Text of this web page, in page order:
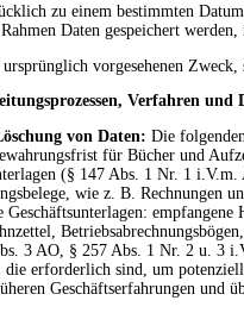
zu einem bestimmten
Daten gespeichert
vorgesehenen
Verfahren und
von Daten: Die
für Bücher und
(§ 147 Abs. 1 Nr. 1
wie z. B. Rechnungen
Geschäftsunterlagen:
3 AO, § 257 Abs. 1 Nr. 2 u. 3
die erforderlich sind, um
Geschäftserfahrungen und